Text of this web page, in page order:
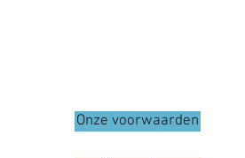
Onze voorwaarden